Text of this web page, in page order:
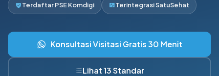
Terdaftar PSE Komdigi Terintegrasi SatuSehat
Konsultasi Visitasi Gratis 30 Menit
Lihat 13 Standar